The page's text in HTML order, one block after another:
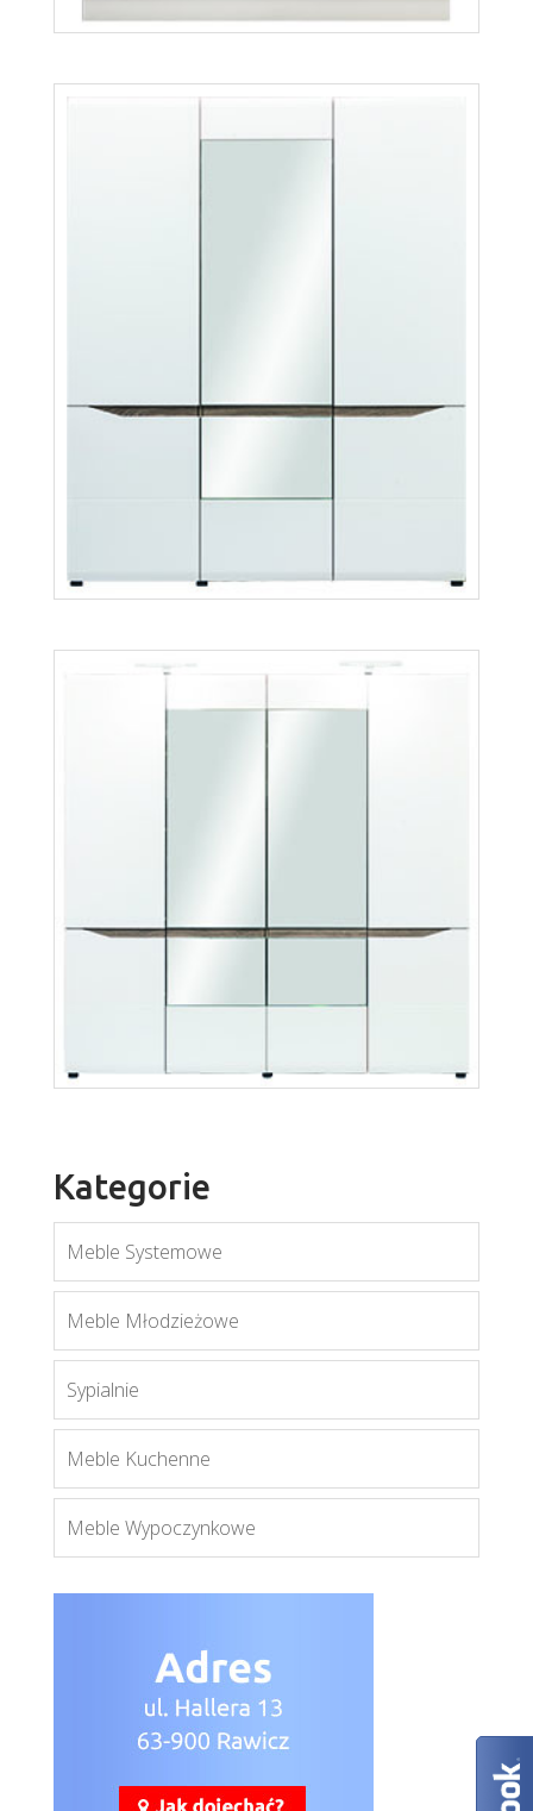
Więcej
Lionel LI10
Więcej
Kategorie
Meble Systemowe
Meble Młodzieżowe
Sypialnie
Meble Kuchenne
Meble Wypoczynkowe